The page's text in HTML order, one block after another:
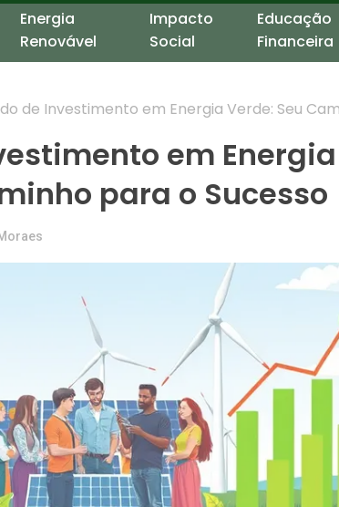
Energia
Renovável
Impacto
Social
Educação
Financeira
de Investimento em Energia Verde: Seu
em Energia
para o Sucesso